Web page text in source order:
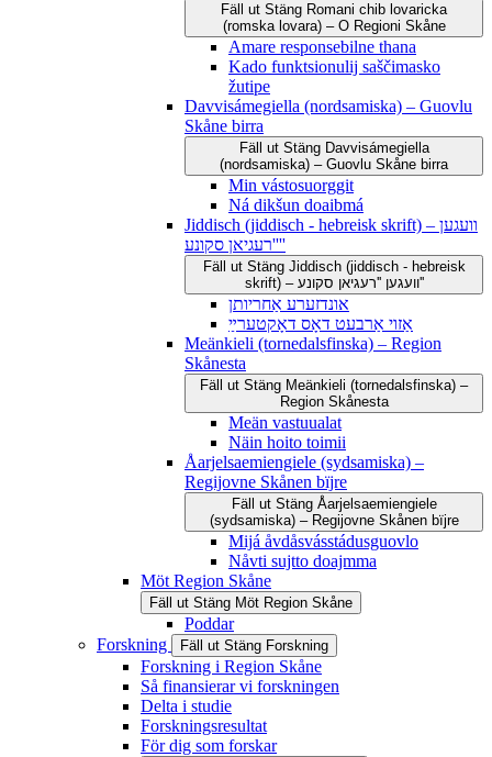
Fäll ut Stäng Romani chib lovaricka
(romska lovara) – O Regioni Skåne
Amare responsebilne thana
Kado funktsionulij saščimasko
žutipe
Davvisámegiella (nordsamiska) – Guovlu
Skåne birra
Fäll ut Stäng Davvisámegiella
(nordsamiska) – Guovlu Skåne birra
Min vástosuorggit
Ná dikšun doaibmá
Jiddisch (jiddisch - hebreisk skrift) – וועגען
''רעגיאן סקונע''
Fäll ut Stäng Jiddisch (jiddisch - hebreisk
skrift) – וועגען ''רעגיאן סקונע''
אונדזערע אַחריותן
אַזוי אַרבעט דאָס דאָקטערײַ
Meänkieli (tornedalsfinska) – Region
Skånesta
Fäll ut Stäng Meänkieli (tornedalsfinska) –
Region Skånesta
Meän vastuualat
Näin hoito toimii
Åarjelsaemiengiele (sydsamiska) –
Regijovne Skånen bïjre
Fäll ut Stäng Åarjelsaemiengiele
(sydsamiska) – Regijovne Skånen bïjre
Mijá åvdåsvásstádusguovlo
Nåvti sujtto doajmma
Möt Region Skåne
Fäll ut Stäng Möt Region Skåne
Poddar
Forskning
Fäll ut Stäng Forskning
Forskning i Region Skåne
Så finansierar vi forskningen
Delta i studie
Forskningsresultat
För dig som forskar